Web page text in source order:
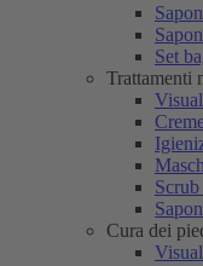
Set
Trattamenti
Cura dei